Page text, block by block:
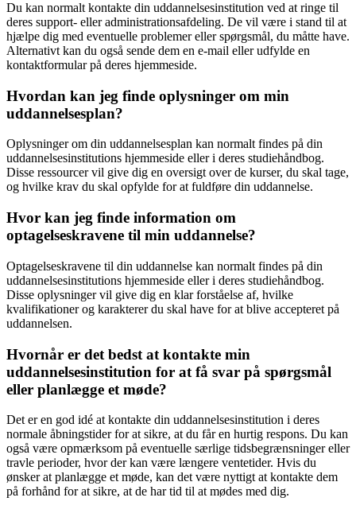
Du kan normalt kontakte din uddannelsesinstitution ved at ringe til
deres support- eller administrationsafdeling. De vil være i stand til at
hjælpe dig med eventuelle problemer eller spørgsmål, du måtte have.
Alternativt kan du også sende dem en e-mail eller udfylde en
kontaktformular på deres hjemmeside.
Hvordan kan jeg finde oplysninger om min
uddannelsesplan?
Oplysninger om din uddannelsesplan kan normalt findes på din
uddannelsesinstitutions hjemmeside eller i deres studiehåndbog.
Disse ressourcer vil give dig en oversigt over de kurser, du skal tage,
og hvilke krav du skal opfylde for at fuldføre din uddannelse.
Hvor kan jeg finde information om
optagelseskravene til min uddannelse?
Optagelseskravene til din uddannelse kan normalt findes på din
uddannelsesinstitutions hjemmeside eller i deres studiehåndbog.
Disse oplysninger vil give dig en klar forståelse af, hvilke
kvalifikationer og karakterer du skal have for at blive accepteret på
uddannelsen.
Hvornår er det bedst at kontakte min
uddannelsesinstitution for at få svar på spørgsmål
eller planlægge et møde?
Det er en god idé at kontakte din uddannelsesinstitution i deres
normale åbningstider for at sikre, at du får en hurtig respons. Du kan
også være opmærksom på eventuelle særlige tidsbegrænsninger eller
travle perioder, hvor der kan være længere ventetider. Hvis du
ønsker at planlægge et møde, kan det være nyttigt at kontakte dem
på forhånd for at sikre, at de har tid til at mødes med dig.